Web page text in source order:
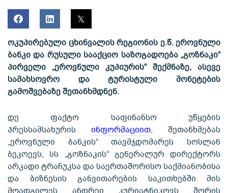
ოკუპირებული ცხინვალის რეგიონის ე.წ. ეროვნული
ბანკი და რუსული სააქციო საზოგადოება „გოზნაკი“
პირველი „ეროვნული კუპიურის“ შექმნაზე, ასევე
სამახსოვრო და ტურისტული მონეტების
გამოშვებაზე შეთანხმდნენ.
დე ფაქტო საფინანსო უწყების
პრესსამსახურის ინფორმაციით, შეთანხმებას
„ეროვნული ბანკის“ თავმჯდომარეს სოსლან
ბეკოევს, სს „გოზნაკის“ გენერალურ დირექტორს
არკადი ტრაჩუკსა და საერთაშორისო საქმიანობისა
და ბიზნესის განვითარების საკითხებში მის